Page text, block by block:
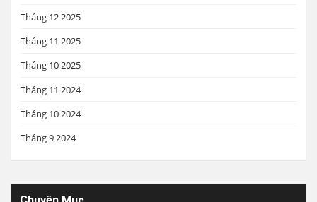
Tháng 12 2025
Tháng 11 2025
Tháng 10 2025
Tháng 11 2024
Tháng 10 2024
Tháng 9 2024